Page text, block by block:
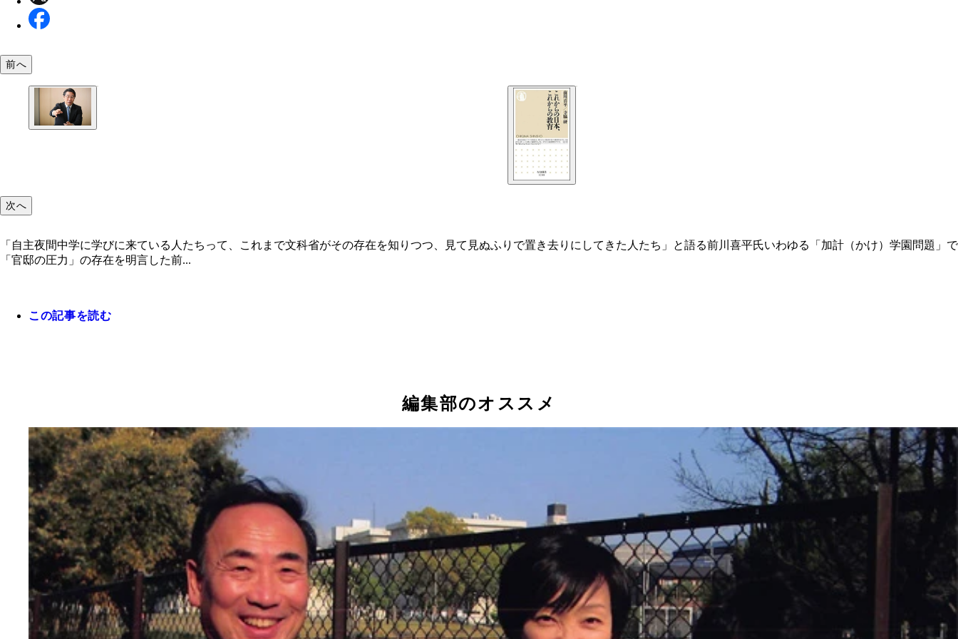
「自主夜間中学に学びに来ている人たちって、これまで文科省がその存在を知りつつ、見て見ぬふりで置き去りにしてきた人たち」と語る前川喜平氏
前へ
次へ
「自主夜間中学に学びに来ている人たちって、これまで文科省がその存在を知りつつ、見て見ぬふりで置き去りにしてきた人たち」と語る前川喜平氏いわゆる「加計（かけ）学園問題」で
「官邸の圧力」の存在を明言した前...
この記事を読む
編集部のオススメ